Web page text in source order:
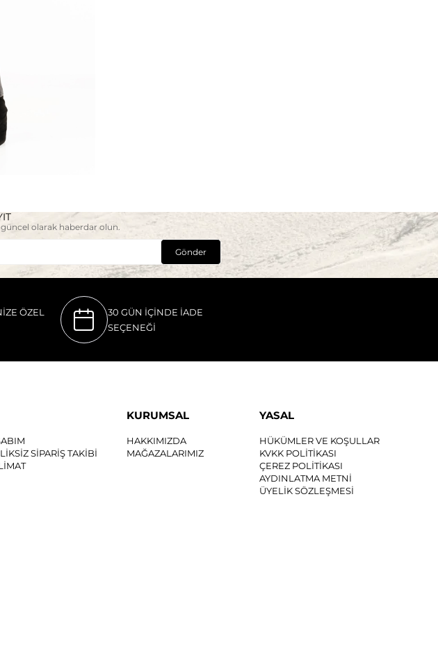
olarak haberdar olun.
Gönder
ÖZEL
30 GÜN İÇİNDE İADE
SEÇENEĞİ
SİPARİŞ TAKİBİ
KURUMSAL
HAKKIMIZDA
MAĞAZALARIMIZ
YASAL
HÜKÜMLER VE KOŞULLAR
KVKK POLİTİKASI
ÇEREZ POLİTİKASI
AYDINLATMA METNİ
ÜYELİK SÖZLEŞMESİ